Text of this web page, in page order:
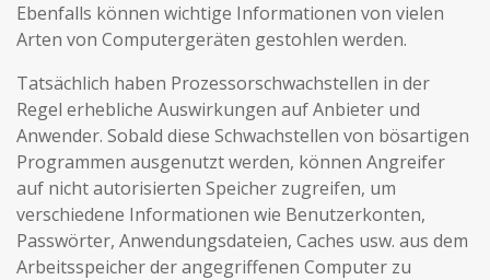
Ebenfalls können wichtige Informationen von vielen
Arten von Computergeräten gestohlen werden.
Tatsächlich haben Prozessorschwachstellen in der
Regel erhebliche Auswirkungen auf Anbieter und
Anwender. Sobald diese Schwachstellen von bösartigen
Programmen ausgenutzt werden, können Angreifer
auf nicht autorisierten Speicher zugreifen, um
verschiedene Informationen wie Benutzerkonten,
Passwörter, Anwendungsdateien, Caches usw. aus dem
Arbeitsspeicher der angegriffenen Computer zu